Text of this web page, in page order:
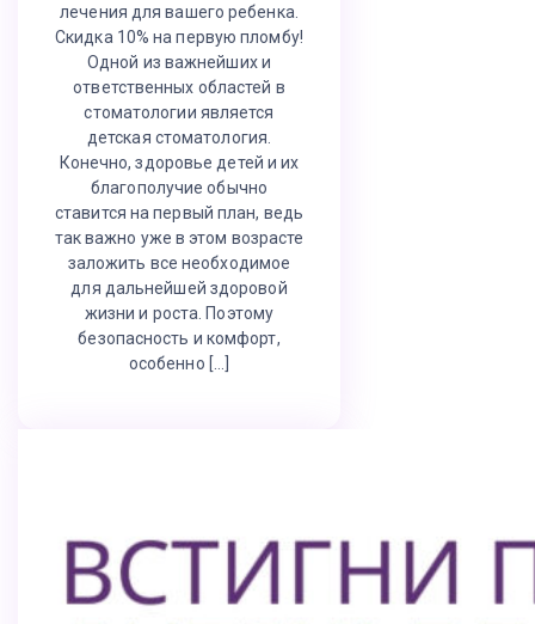
лечения для вашего ребенка.
Скидка 10% на первую пломбу!
Одной из важнейших и
ответственных областей в
стоматологии является
детская стоматология.
Конечно, здоровье детей и их
благополучие обычно
ставится на первый план, ведь
так важно уже в этом возрасте
заложить все необходимое
для дальнейшей здоровой
жизни и роста. Поэтому
безопасность и комфорт,
особенно […]